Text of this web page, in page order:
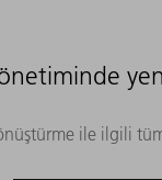
ile ilgili